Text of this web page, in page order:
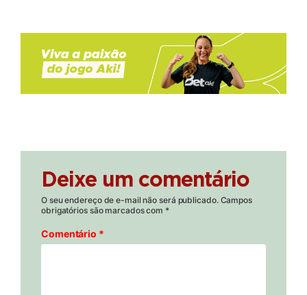
Deixe um comentário
O seu endereço de e-mail não será publicado. Campos
obrigatórios são marcados com *
Comentário *